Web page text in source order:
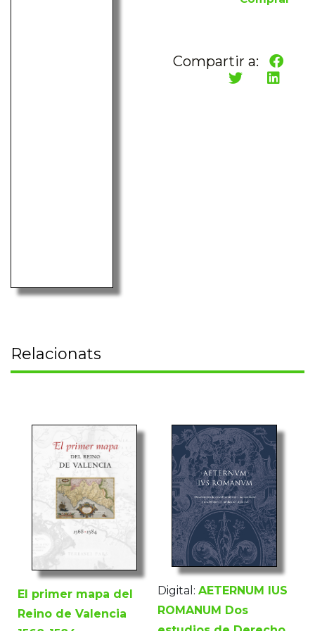
Compartir a:
Relacionats
El primer mapa del
Reino de Valencia
Digital: AETERNUM IUS
ROMANUM Dos